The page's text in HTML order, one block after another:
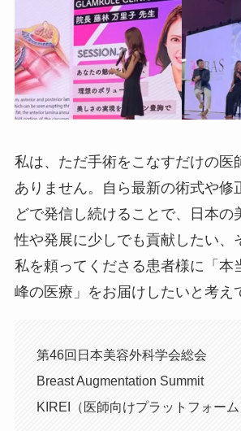
私は、ただ手術をこなすだけの医
ありません。自ら最新の術式や修
どで発信し続けることで、日本の
性や発展に少しでも貢献したい、
私を頼ってくださる患者様に「本
峰の医療」をお届けしたいと考え
第46回日本美容外科学会総会
Breast Augmentation Summit
KIREI（医師向けプラットフォー